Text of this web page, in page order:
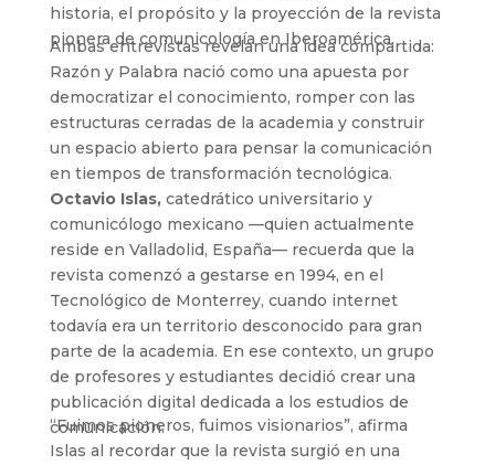
historia, el propósito y la proyección de la revista
pionera de comunicología en Iberoamérica.
Ambas entrevistas revelan una idea compartida:
Razón y Palabra nació como una apuesta por
democratizar el conocimiento, romper con las
estructuras cerradas de la academia y construir
un espacio abierto para pensar la comunicación
en tiempos de transformación tecnológica.
Octavio Islas,catedrático universitario y
comunicólogo mexicano —quien actualmente
reside en Valladolid, España—recuerda que la
revista comenzó a gestarse en 1994, en el
Tecnológico de Monterrey, cuando internet
todavía era un territorio desconocido para gran
parte de la academia. En ese contexto, un grupo
de profesores y estudiantes decidió crear una
publicación digital dedicada a los estudios de
comunicación.
“Fuimos pioneros, fuimos visionarios”, afirma
Islas al recordar que la revista surgió en una